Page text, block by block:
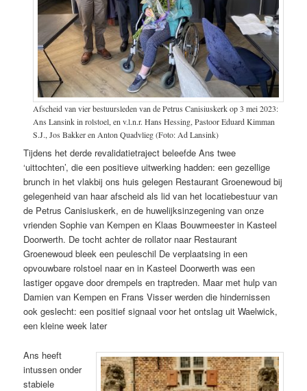
Afscheid van vier bestuursleden van de Petrus Canisiuskerk op 3 mei 2023:
Ans Lansink in rolstoel, en v.l.n.r. Hans Hessing, Pastoor Eduard Kimman
S.J., Jos Bakker en Anton Quadvlieg (Foto: Ad Lansink)
Tijdens het derde revalidatietraject beleefde Ans twee
‘uittochten’, die een positieve uitwerking hadden: een gezellige
brunch in het vlakbij ons huis gelegen Restaurant Groenewoud bij
gelegenheid van haar afscheid als lid van het locatiebestuur van
de Petrus Canisiuskerk, en de huwelijksinzegening van onze
vrienden Sophie van Kempen en Klaas Bouwmeester in Kasteel
Doorwerth. De tocht achter de rollator naar Restaurant
Groenewoud bleek een peuleschil De verplaatsing in een
opvouwbare rolstoel naar en in Kasteel Doorwerth was een
lastiger opgave door drempels en traptreden. Maar met hulp van
Damien van Kempen en Frans Visser werden die hindernissen
ook geslecht: een positief signaal voor het ontslag uit Waelwick,
een kleine week later
Ans heeft
intussen onder
stabiele